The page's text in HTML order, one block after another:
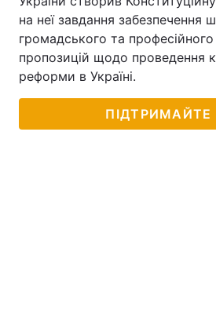
на неї завдання забезпечення
громадського та
пропозицій щодо проведення
реформи в Україні.
ПІДТРИМАЙТЕ